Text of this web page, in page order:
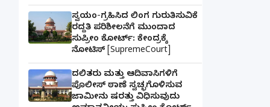
ಸ್ವಯಂ-ಗ್ರಹಿಸಿದ ಲಿಂಗ ಗುರುತಿಸುವಿಕೆ
ರದ್ದತಿ ಪರಿಶೀಲನೆಗೆ ಮುಂದಾದ
ಸುಪ್ರೀಂ ಕೋರ್ಟ್: ಕೇಂದ್ರಕ್ಕೆ
ನೋಟಿಸ್ [SupremeCourt]
ದಲಿತರು ಮತ್ತು ಆದಿವಾಸಿಗಳಿಗೆ
ಪೊಲೀಸ್ ಠಾಣೆ ಸ್ವಚ್ಛಗೊಳಿಸುವ
ಜಾಮೀನು ಷರತ್ತು ವಿಧಿಸುವುದು